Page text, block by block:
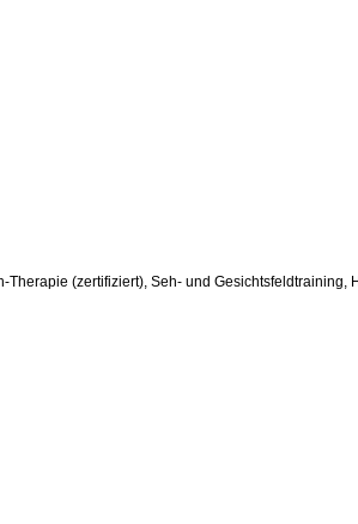
(zertifiziert), Seh- und Gesichtsfeldtraining,